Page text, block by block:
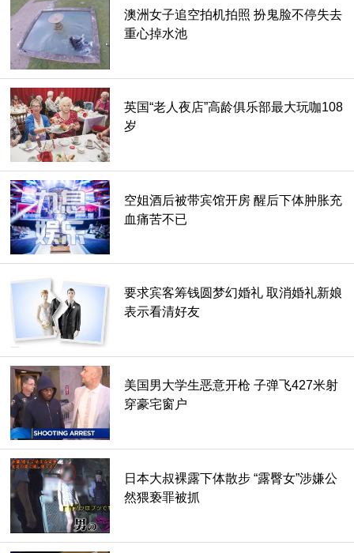
虽然看到这发现年轻人一面倒支持苹果，但真没有人爱用三星
吗？在一群年轻人中有位年轻人就很肯定他爱的就是三星！而
且他只用一句话代表全部，那就是苹果难用阿。
只能说这答案见仁见智，不知道大家喜欢苹果多一点还是三星
多一点呢？
澳洲女子追空拍机拍照 扮鬼脸不停失去
重心掉水池
英国“老人夜店”高龄俱乐部最大玩咖108
岁
空姐酒后被带宾馆开房 醒后下体肿胀充
血痛苦不已
要求宾客筹钱圆梦幻婚礼 取消婚礼新娘
表示看清好友
美国男大学生恶意开枪 子弹飞427米射
穿豪宅窗户
日本大叔裸露下体散步 “露臀女”涉嫌公
然猥亵罪被抓